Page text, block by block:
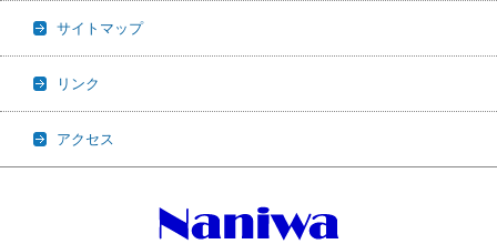
サイトマップ
リンク
アクセス